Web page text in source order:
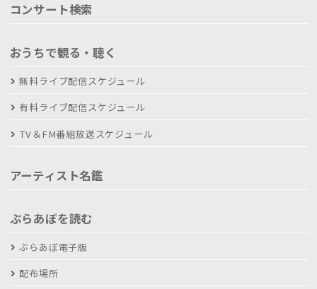
コンサート検索
おうちで観る・聴く
無料ライブ配信スケジュール
有料ライブ配信スケジュール
TV＆FM番組放送スケジュール
アーティスト名鑑
ぶらあぼを読む
ぶらあぼ電子版
配布場所